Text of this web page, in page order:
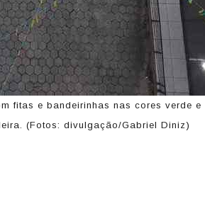
fitas e bandeirinhas nas cores verde e
(Fotos: divulgação/Gabriel Diniz)